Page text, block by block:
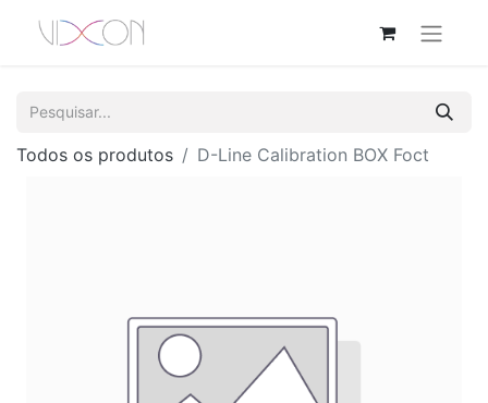
Todos os produtos D-Line Calibration BOX Foct